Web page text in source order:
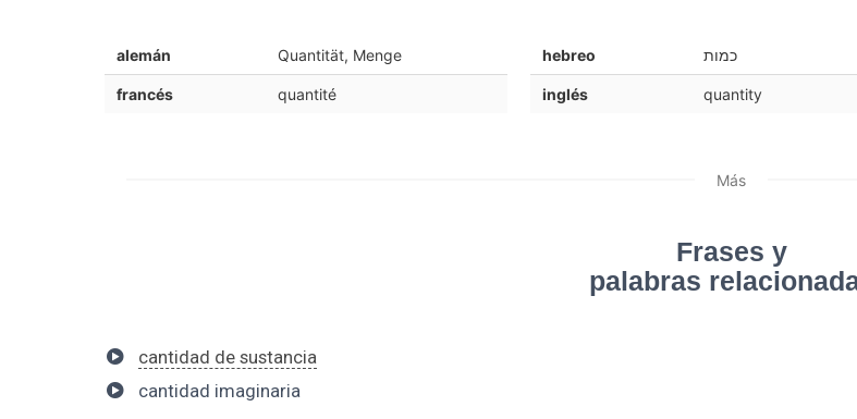
alemán Quantität, Menge
francés quantité
hebreo כמות
inglés quantity
Más
Frases y
palabras
cantidad de sustancia
cantidad imaginaria